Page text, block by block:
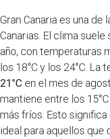
Gran Canaria es una de
Canarias. El clima
año, con temperaturas
los 18°C y los 24°C.
21°C en el mes de
mantiene entre los
más fríos. Esto significa
ideal para aquellos que